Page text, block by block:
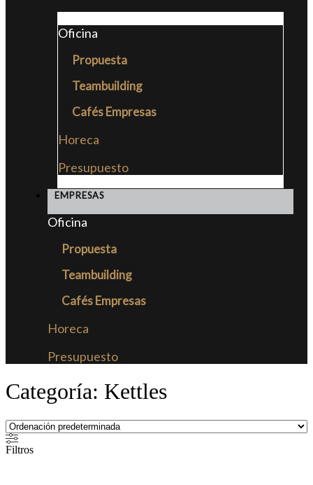
Oficina
Propuesta
Teambuilding
Cafés Empresas
Horeca
Presupuesto
EMPRESAS
Oficina
Propuesta
Teambuilding
Cafés Empresas
Horeca
Presupuesto
Categoría: Kettles
Filtros